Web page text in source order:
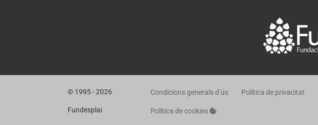
© 1995 - 2026
Fundesplai
Condicions generals d’ús Política de privacitat
Política de cookies